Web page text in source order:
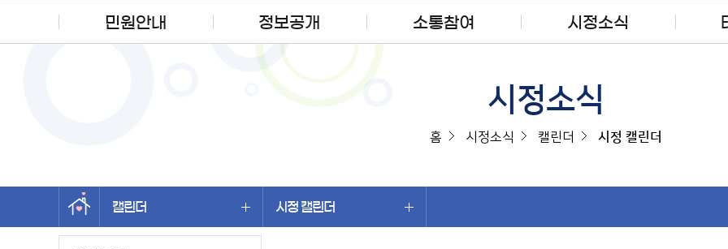
민원안내 정보공개 소통참여 시정소식
시정소식
홈 시정소식 캘린더 시정 캘린더
캘린더 시정 캘린더
왼쪽메뉴